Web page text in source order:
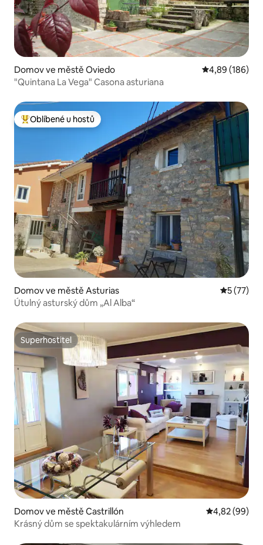
Domov ve městě Oviedo Průměrné
4,89 (186)
"Quintana La Vega" Casona asturiana
Nejlepší v kategorii Oblíbené u hostů
Oblíbené u hostů
Domov ve městě Asturias Průměrné
5 (77)
Útulný asturský dům „Al Alba“
Superhostitel
Superhostitel
Domov ve městě Castrillón Průměrné
4,82 (99)
Krásný dům se spektakulárním výhledem